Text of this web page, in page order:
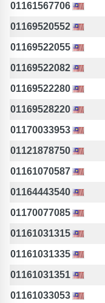
01161567706
01169520552
01169522055
01169522082
01169522280
01169528220
01170033953
01121878750
01161070587
01164443540
01170077085
01161031315
01161031335
01161031351
01161033053